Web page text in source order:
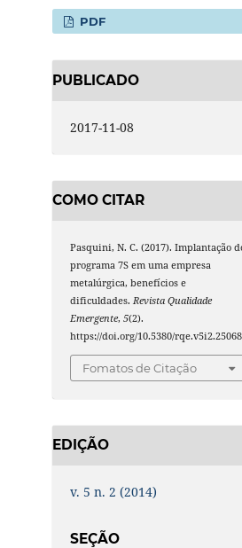
PDF
PUBLICADO
2017-11-08
COMO CITAR
Pasquini, N. C. (2017). Implantação
programa 7S em uma empresa
metalúrgica, benefícios e
dificuldades.Revista Qualidade
Emergente,5(2).
https://doi.org/10.5380/rqe.v5i2.25068
Fomatos de Citação
EDIÇÃO
v. 5 n. 2 (2014)
SEÇÃO